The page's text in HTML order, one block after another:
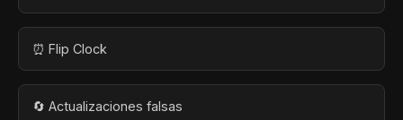
⏰ Flip Clock
🔄 Actualizaciones falsas